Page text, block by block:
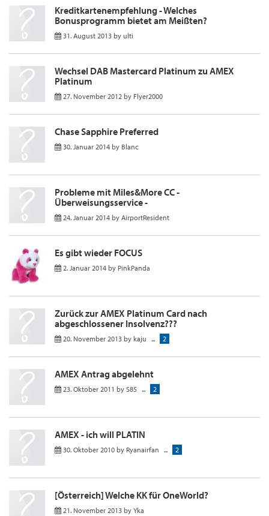
Kreditkartenempfehlung - Welches
Bonusprogramm bietet am Meißten?
31. August 2013 by ulti
Wechsel DAB Mastercard Platinum zu AMEX
Platinum
27. November 2012 by Flyer2000
Chase Sapphire Preferred
30. Januar 2014 by Blanc
Probleme mit Miles&More CC -
Überweisungsservice -
24. Januar 2014 by AirportResident
Es gibt wieder FOCUS
2. Januar 2014 by PinkPanda
Zurück zur AMEX Platinum Card nach
abgeschlossener Insolvenz???
20. November 2013 by kaju ... 2
AMEX Antrag abgelehnt
23. Oktober 2011 by S85 ... 2
AMEX - ich will PLATIN
30. Oktober 2010 by Ryanairfan ... 2
[Österreich] Welche KK für OneWorld?
21. November 2013 by Yka